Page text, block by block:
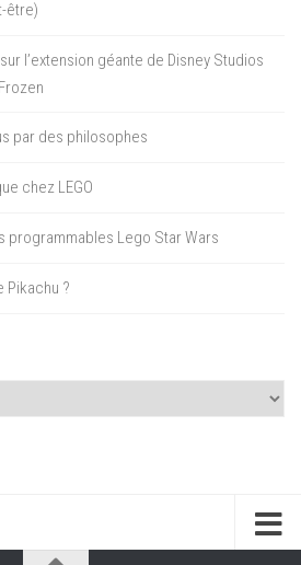
être)
l’extension géante de Disney Studios
par des philosophes
chez LEGO
programmables Lego Star Wars
Pikachu ?